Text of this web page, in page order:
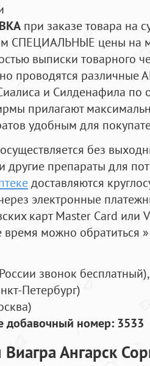
при заказе товара на
СПЕЦИАЛЬНЫЕ цены на
выписки товарного
проводятся
и Силденафила по
прилагают
удобным для
без
другие препараты для
доставляются
электронные
карт Master Card или
время можно обратиться
звонок бесплатный),
Петербург)
добавочный номер: 3533
Виагра Ангарск